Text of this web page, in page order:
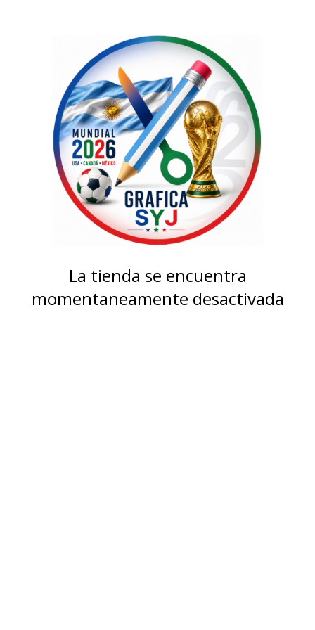
La tienda se encuentra
momentaneamente desactivada